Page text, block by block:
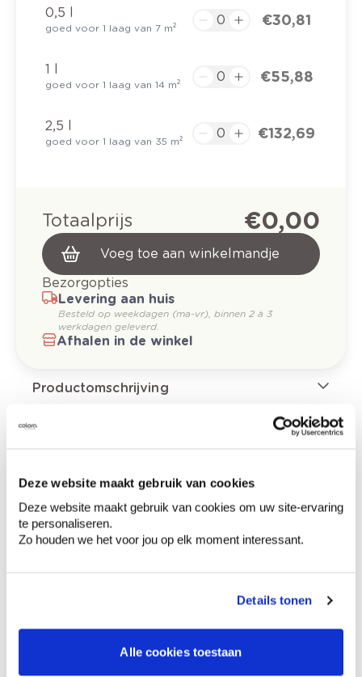
Deze website maakt gebruik van cookies
Deze website maakt gebruik van cookies om uw site-ervaring
te personaliseren.
Zo houden we het voor jou op elk moment interessant.
Details tonen
Alle cookies toestaan
0,5 l
goed voor 1 laag van 7 m² € 30,81
1 l
goed voor 1 laag van 14 m² € 55,88
2,5 l
goed voor 1 laag van 35 m² € 132,69
Totaalprijs € 0,00
Voeg toe aan winkelmandje
Bezorgopties
Levering aan huis
Besteld op weekdagen (ma-vr), binnen 2 à 3
werkdagen geleverd.
Afhalen in de winkel
Productomschrijving
Voorbereiding